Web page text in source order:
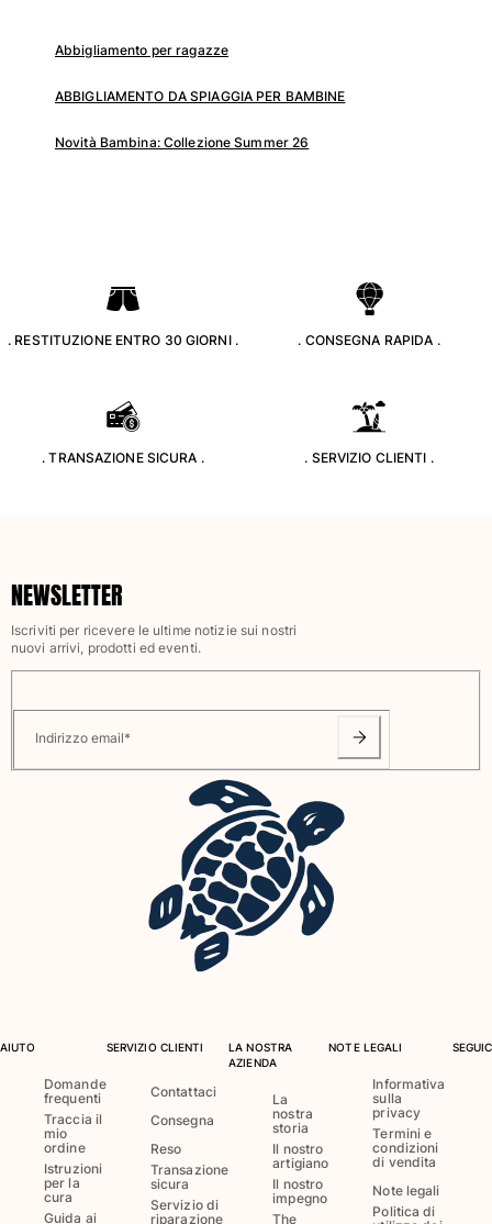
Abbigliamento per ragazze
ABBIGLIAMENTO DA SPIAGGIA PER BAMBINE
Novità Bambina: Collezione Summer 26
. RESTITUZIONE ENTRO 30 GIORNI . . CONSEGNA RAPIDA .
. TRANSAZIONE SICURA . . SERVIZIO CLIENTI .
NEWSLETTER
Iscriviti per ricevere le ultime notizie sui nostri
nuovi arrivi, prodotti ed eventi.
Indirizzo email*
AIUTO
Domande
frequenti
Traccia il
mio
ordine
Istruzioni
per la
cura
Guida ai
SERVIZIO CLIENTI
Contattaci
Consegna
Reso
Transazione
sicura
Servizio di
riparazione
LA NOSTRA
AZIENDA
La
nostra
storia
Il nostro
artigiano
Il nostro
impegno
The
NOTE LEGALI
Informativa
sulla
privacy
Termini e
condizioni
di vendita
Note legali
Politica di